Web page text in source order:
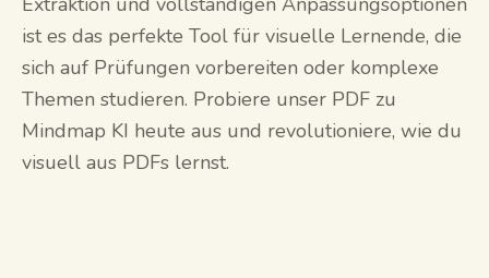
ist es das perfekte Tool für visuelle Lernende, die
sich auf Prüfungen vorbereiten oder komplexe
Themen studieren. Probiere unser PDF zu
Mindmap KI heute aus und revolutioniere, wie du
visuell aus PDFs lernst.